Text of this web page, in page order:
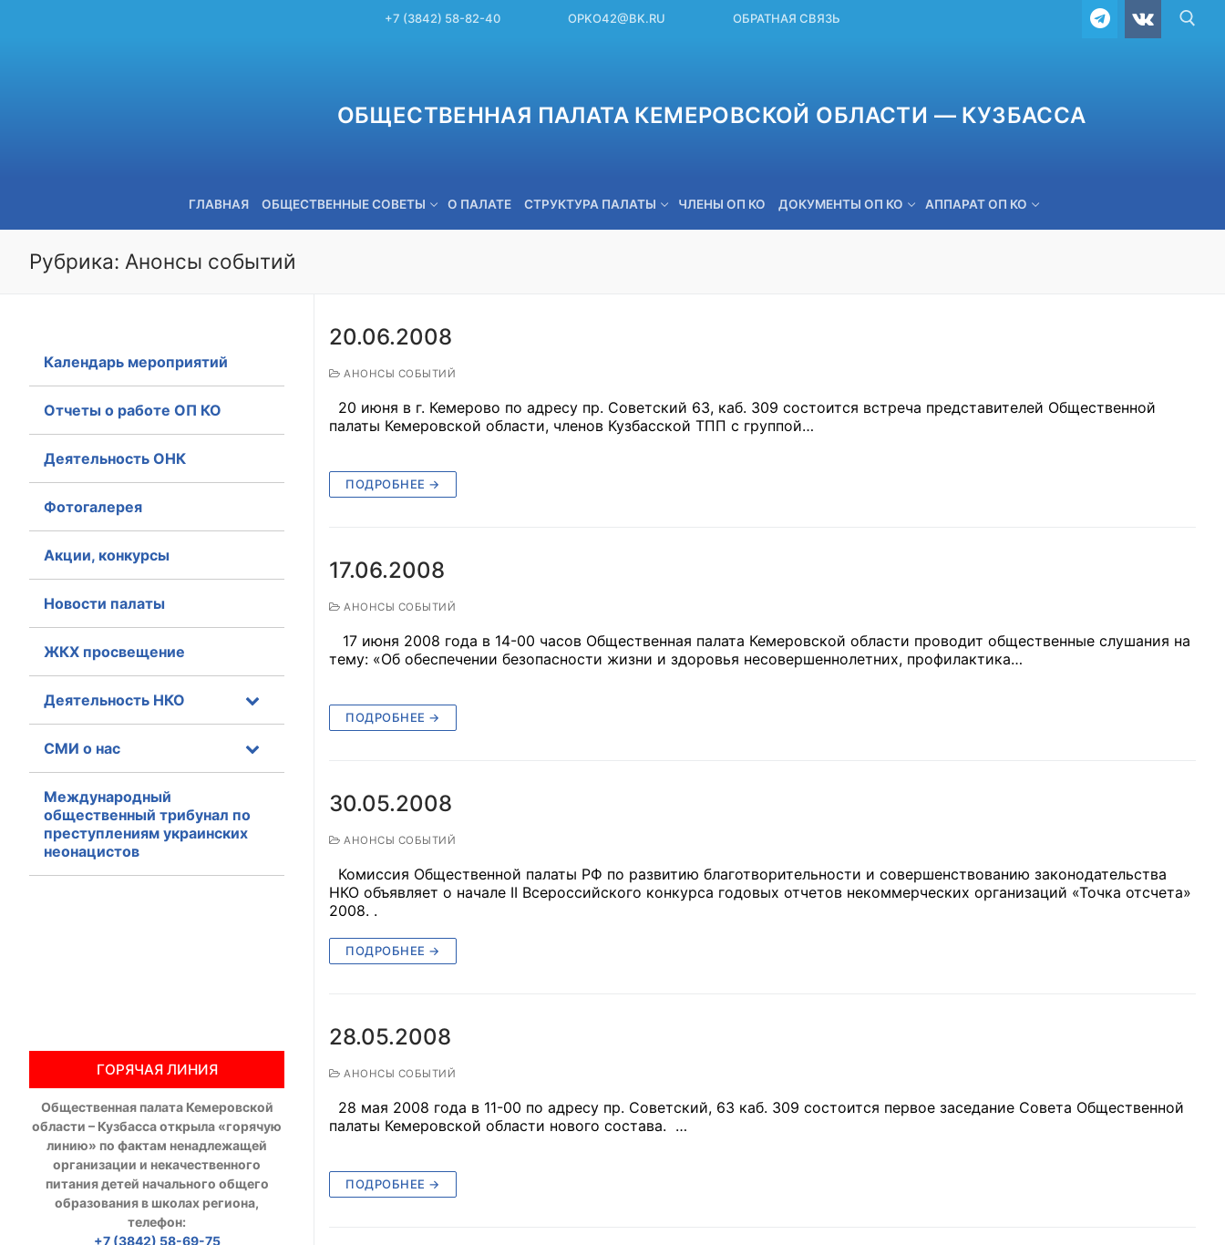
+7 (3842) 58-82-40 OPKO42@BK.RU ОБРАТНАЯ СВЯЗЬ
ОБЩЕСТВЕННАЯ ПАЛАТА КЕМЕРОВСКОЙ ОБЛАСТИ — КУЗБАССА
ГЛАВНАЯ ОБЩЕСТВЕННЫЕ СОВЕТЫ О ПАЛАТЕ СТРУКТУРА ПАЛАТЫ ЧЛЕНЫ ОП КО ДОКУМЕНТЫ ОП КО АППАРАТ ОП КО
Общественные советы
оказания услуг
О Палате
Комиссии
Совет ОП КО
Общественный штаб
Члены ОП КО
Регламент ОП КО
Положения
Рекомендации
Порядок работы ЦОН
Рубрика: Анонсы событий
20.06.2008
АНОНСЫ СОБЫТИЙ
20 июня в г. Кемерово по адресу пр. Советский 63, каб. 309 состоится встреча представителей Общественной
палаты Кемеровской области, членов Кузбасской ТПП с группой…
ПОДРОБНЕЕ →
17.06.2008
АНОНСЫ СОБЫТИЙ
17 июня 2008 года в 14-00 часов Общественная палата Кемеровской области проводит общественные слушания на
тему: «Об обеспечении безопасности жизни и здоровья несовершеннолетних, профилактика…
ПОДРОБНЕЕ →
30.05.2008
АНОНСЫ СОБЫТИЙ
Комиссия Общественной палаты РФ по развитию благотворительности и совершенствованию законодательства
НКО объявляет о начале II Всероссийского конкурса годовых отчетов некоммерческих организаций «Точка отсчета»
2008. .
ПОДРОБНЕЕ →
28.05.2008
АНОНСЫ СОБЫТИЙ
28 мая 2008 года в 11-00 по адресу пр. Советский, 63 каб. 309 состоится первое заседание Совета Общественной
палаты Кемеровской области нового состава. …
ПОДРОБНЕЕ →
Календарь мероприятий
Отчеты о работе ОП КО
Деятельность ОНК
Фотогалерея
Акции, конкурсы
Новости палаты
ЖКХ просвещение
Деятельность НКО
СМИ о нас
Международный
общественный трибунал по
преступлениям украинских
неонацистов
ГОРЯЧАЯ ЛИНИЯ
Общественная палата Кемеровской
области – Кузбасса открыла «горячую
линию» по фактам ненадлежащей
организации и некачественного
питания детей начального общего
образования в школах региона,
телефон:
+7 (3842) 58-69-75